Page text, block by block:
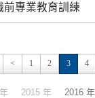
前專業教育訓練
< 1 2 3 4
2015 年 2016 年